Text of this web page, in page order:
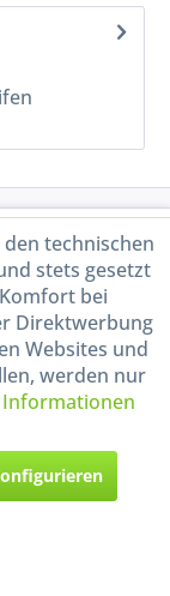
technischen
stets gesetzt
bei
Direktwerbung
Websites und
werden nur